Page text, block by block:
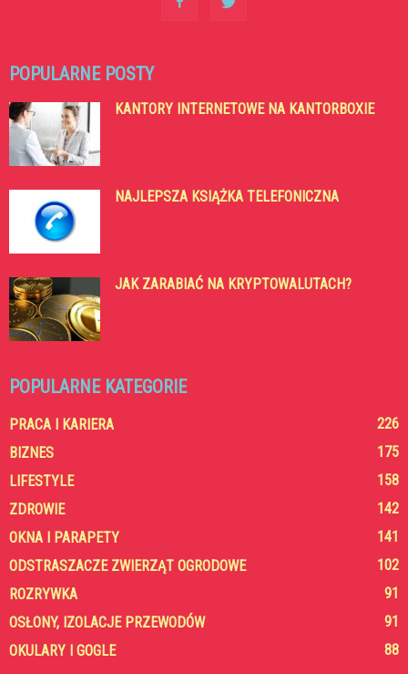
POPULARNE POSTY
KANTORY INTERNETOWE NA KANTORBOXIE
NAJLEPSZA KSIĄŻKA TELEFONICZNA
JAK ZARABIAĆ NA KRYPTOWALUTACH?
POPULARNE KATEGORIE
PRACA I KARIERA
226
BIZNES
175
LIFESTYLE
158
ZDROWIE
142
OKNA I PARAPETY
141
ODSTRASZACZE ZWIERZĄT OGRODOWE
102
ROZRYWKA
91
OSŁONY, IZOLACJE PRZEWODÓW
91
OKULARY I GOGLE
88